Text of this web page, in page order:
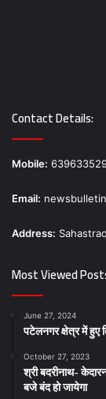
Contact Details:
Mobile:
Email:
Address:
Most Viewed
June 27, 2024
पटेलनगर क्षेत्र में हुए
October 27, 2023
श्री बदरीनाथ-
बजे बंद हो जायेगा